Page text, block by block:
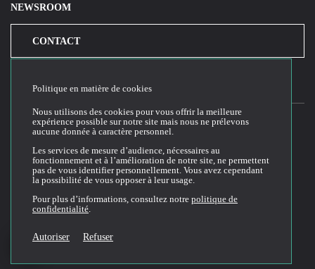
NEWSROOM
CONTACT
Conditions générales d'utilisation du site web
Politique de confidentialité
Politique de cookies
Conditions Générales de Vente et Utilisation (CGVU)
Politique en matière de cookies
Nous utilisons des cookies pour vous offrir la meilleure
expérience possible sur notre site mais nous ne prélevons
aucune donnée à caractère personnel.
Les services de mesure d’audience, nécessaires au
fonctionnement et à l’amélioration de notre site, ne permettent
pas de vous identifier personnellement. Vous avez cependant
la possibilité de vous opposer à leur usage.
Pour plus d’informations, consultez notre politique de
confidentialité.
Autoriser Refuser